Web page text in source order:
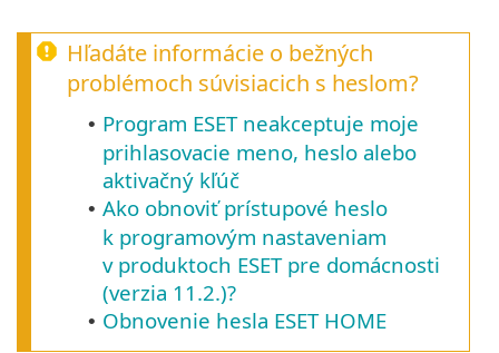
Hľadáte informácie o bežných
problémoch súvisiacich s heslom?
• Program ESET neakceptuje moje
prihlasovacie meno, heslo alebo
aktivačný kľúč
• Ako obnoviť prístupové heslo
k programovým nastaveniam
v produktoch ESET pre domácnosti
(verzia 11.2.)?
• Obnovenie hesla ESET HOME